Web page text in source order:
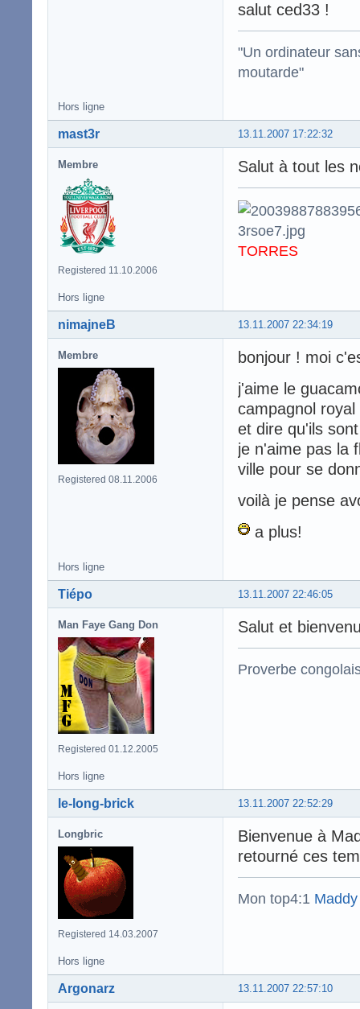
salut ced33 !
"Un ordinateur
moutarde"
Hors ligne
13.11.2007 17:22:32
mast3r
Membre
Registered 11.10.2006
Salut à tout les
TORRES
Hors ligne
13.11.2007 22:34:19
nimajneB
Membre
Registered 08.11.2006
bonjour ! moi
j'aime le
campagnol
et dire qu'ils
je n'aime pas la
ville pour se
voilà je pense
a plus!
Hors ligne
13.11.2007 22:46:05
Tiépo
Man Faye Gang Don
Registered 01.12.2005
Salut et
Proverbe
Hors ligne
13.11.2007 22:52:29
le-long-brick
Longbric
Registered 14.03.2007
Bienvenue à
retourné ces
Mon top4:1
Hors ligne
13.11.2007 22:57:10
Argonarz